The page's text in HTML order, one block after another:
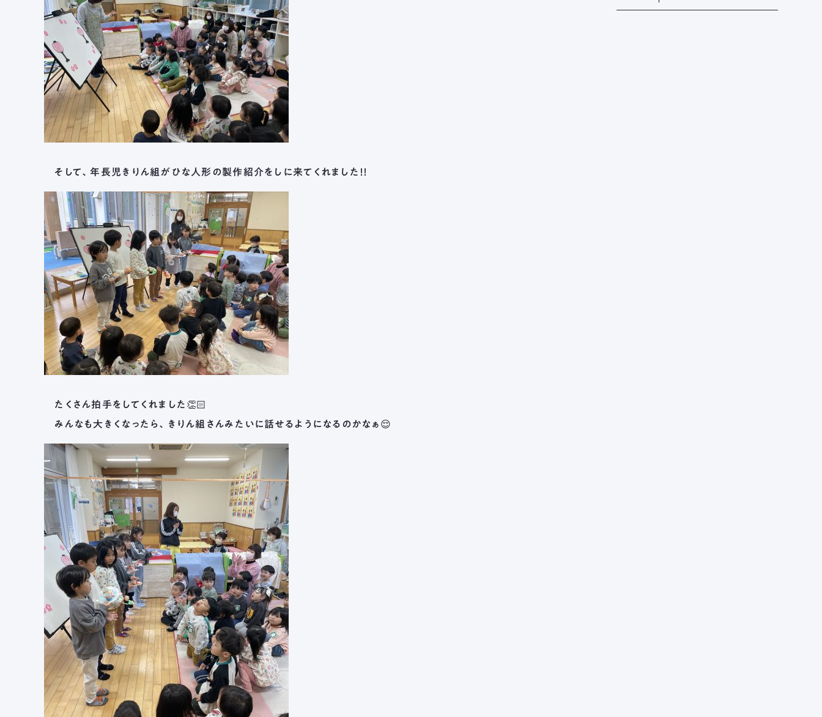
そして、年長児きりん組がひな人形の製作紹介をしに来てくれました！！
たくさん拍手をしてくれました👏🏻
みんなも大きくなったら、きりん組さんみたいに話せるようになるのかなぁ😌